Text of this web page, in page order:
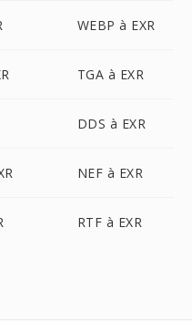
WEBP à EXR
TGA à EXR
DDS à EXR
NEF à EXR
RTF à EXR